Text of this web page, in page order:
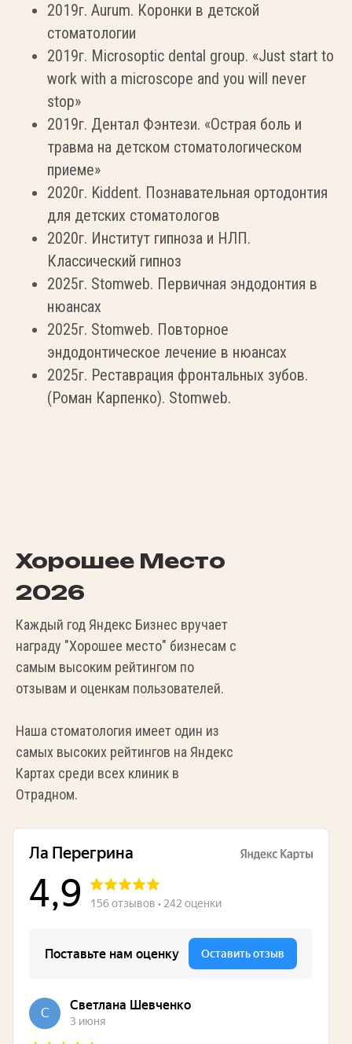
2019г. Aurum. Коронки в детской
стоматологии
2019г. Microsoptic dental group. «Just start to
work with a microscope and you will never
stop»
2019г. Дентал Фэнтези. «Острая боль и
травма на детском стоматологическом
приеме»
2020г. Kiddent. Познавательная ортодонтия
для детских стоматологов
2020г. Институт гипноза и НЛП.
Классический гипноз
2025г. Stomweb. Первичная эндодонтия в
нюансах
2025г. Stomweb. Повторное
эндодонтическое лечение в нюансах
2025г. Реставрация фронтальных зубов.
(Роман Карпенко). Stomweb.
Хорошее Место
2026
Каждый год Яндекс Бизнес вручает
награду "Хорошее место" бизнесам с
самым высоким рейтингом по
отзывам и оценкам пользователей.
Наша стоматология имеет один из
самых высоких рейтингов на Яндекс
Картах среди всех клиник в
Отрадном.